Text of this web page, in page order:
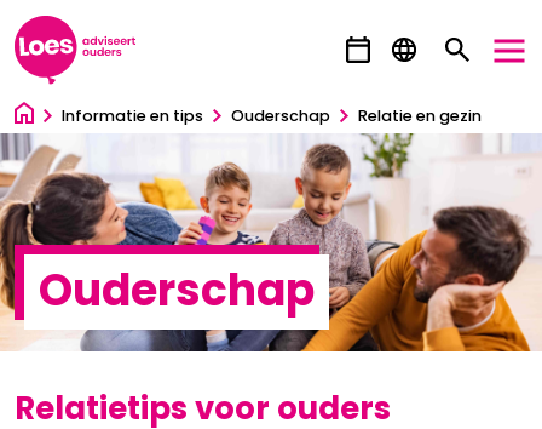
Ga direct naar inhoud
Informatie en tips Ouderschap Relatie en gezin
Ouderschap
Relatietips voor ouders